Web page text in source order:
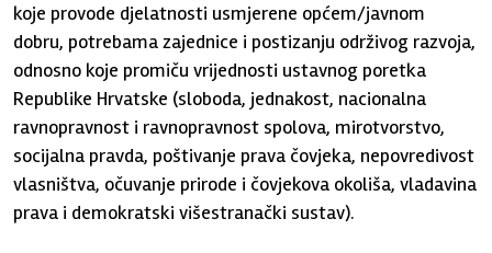
koje provode djelatnosti usmjerene općem/javnom
dobru, potrebama zajednice i postizanju održivog razvoja,
odnosno koje promiču vrijednosti ustavnog poretka
Republike Hrvatske (sloboda, jednakost, nacionalna
ravnopravnost i ravnopravnost spolova, mirotvorstvo,
socijalna pravda, poštivanje prava čovjeka, nepovredivost
vlasništva, očuvanje prirode i čovjekova okoliša, vladavina
prava i demokratski višestranački sustav).